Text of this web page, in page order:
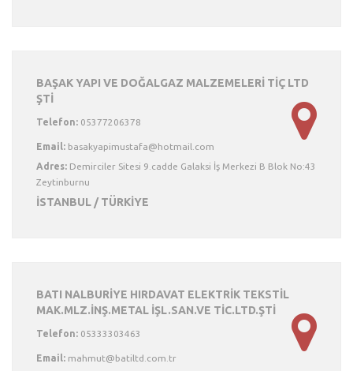
BAŞAK YAPI VE DOĞALGAZ MALZEMELERİ TİÇ LTD
ŞTİ
Telefon: 05377206378
Email:
Adres: Demirciler Sitesi 9.cadde Galaksi İş Merkezi B Blok No:43
Zeytinburnu
İSTANBUL / TÜRKİYE
BATI NALBURİYE HIRDAVAT ELEKTRİK TEKSTİL
MAK.MLZ.İNŞ.METAL İŞL.SAN.VE TİC.LTD.ŞTİ
Telefon: 05333303463
Email: